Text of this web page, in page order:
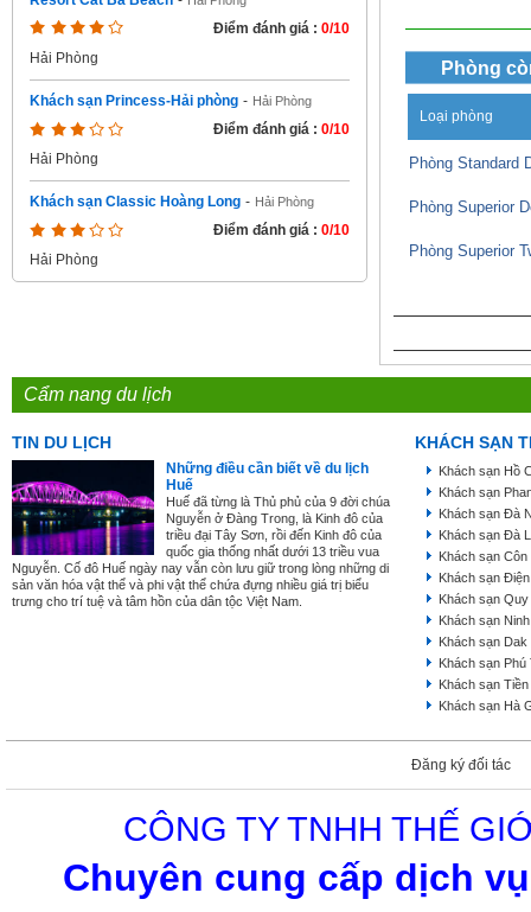
Điểm đánh giá : 0/10
Hải Phòng
Khách sạn Princess-Hải phòng - Hải Phòng
Điểm đánh giá : 0/10
Hải Phòng
Khách sạn Classic Hoàng Long - Hải Phòng
Điểm đánh giá : 0/10
Hải Phòng
Phòng
Loại phòng
Phòng Standard
Phòng Superior
Phòng Superior
Cẩm nang du lịch
TIN DU LỊCH
Những điều cần biết về du lịch
Huế
Huế đã từng là Thủ phủ của 9 đời chúa
Nguyễn ở Đàng Trong, là Kinh đô của
triều đại Tây Sơn, rồi đến Kinh đô của
quốc gia thống nhất dưới 13 triều vua
Nguyễn. Cố đô Huế ngày nay vẫn còn lưu giữ trong lòng những di
sản văn hóa vật thể và phi vật thể chứa đựng nhiều giá trị biểu
trưng cho trí tuệ và tâm hồn của dân tộc Việt Nam.
KHÁCH SẠN
Khách sạn Hồ
Khách sạn
Khách sạn Đà
Khách sạn Đà
Khách sạn
Khách sạn
Khách sạn
Khách sạn
Khách sạn Dak
Khách sạn Phú
Khách sạn
Khách sạn Hà
Đăng ký đối tác
CÔNG TY TNHH THẾ
Chuyên cung cấp dịch